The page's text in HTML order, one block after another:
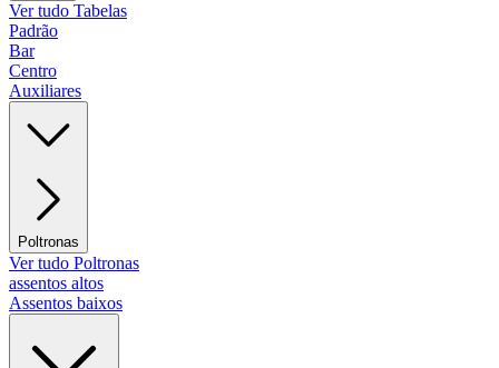
Ver tudo Tabelas
Padrão
Bar
Centro
Auxiliares
Poltronas
Ver tudo Poltronas
assentos altos
Assentos baixos